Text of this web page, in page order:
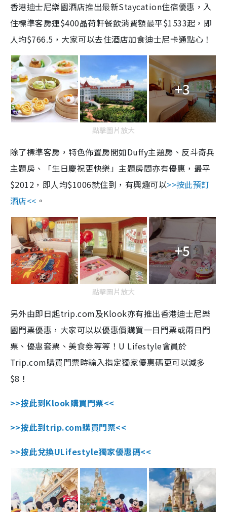
香港迪士尼樂園酒店推出最新Staycation住宿優惠，入
住標準客房連$400晶荷軒餐飲消費額最平$1533起，即
人均$766.5，大家可以去住酒店加食迪士尼卡通點心！
+3
點擊圖片放大
除了標準客房，特色佈置房間如Duffy主題房、反斗奇兵
主題房、「生日慶祝更快樂」主題房間亦有優惠，最平
$2012，即人均$1006就住到，有興趣可以>>按此預訂
酒店<< 。
+5
點擊圖片放大
另外由即日起trip.com及Klook亦有推出香港迪士尼樂
園門票優惠，大家可以以優惠價購買一日門票或兩日門
票、優惠套票、美食劵等等！U Lifestyle會員於
Trip.com購買門票時輸入指定獨家優惠碼更可以減多
$8！
>>按此到Klook購買門票<<
>>按此到trip.com購買門票<<
>>按此兌換ULifestyle獨家優惠碼<<